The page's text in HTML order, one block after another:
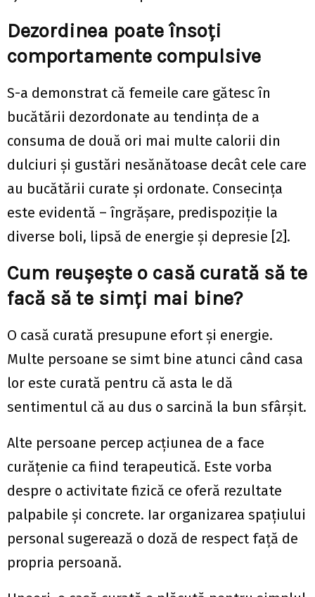
Dezordinea poate însoți
comportamente compulsive
S-a demonstrat că femeile care gătesc în
bucătării dezordonate au tendința de a
consuma de două ori mai multe calorii din
dulciuri și gustări nesănătoase decât cele care
au bucătării curate și ordonate. Consecința
este evidentă – îngrășare, predispoziție la
diverse boli, lipsă de energie și depresie [2].
Cum reușește o casă curată să te
facă să te simți mai bine?
O casă curată presupune efort și energie.
Multe persoane se simt bine atunci când casa
lor este curată pentru că asta le dă
sentimentul că au dus o sarcină la bun sfârșit.
Alte persoane percep acțiunea de a face
curățenie ca fiind terapeutică. Este vorba
despre o activitate fizică ce oferă rezultate
palpabile și concrete. Iar organizarea spațiului
personal sugerează o doză de respect față de
propria persoană.